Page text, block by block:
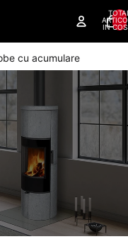
IN
cu acumulare
DE CALDURA
CU MAI
caldura si o
focului.
autorizat
5 ani